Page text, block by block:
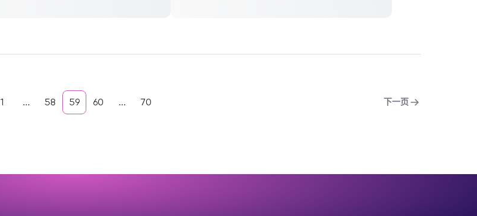
1 ... 58 59 60 ... 70 下一页